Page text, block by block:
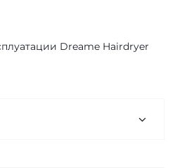
Dreame Hairdryer